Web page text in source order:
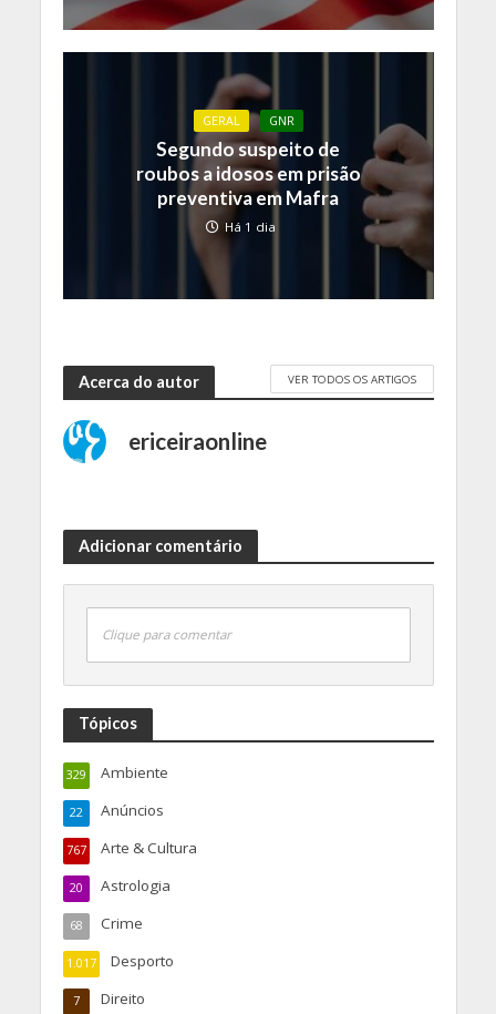
GERAL GNR
Segundo suspeito de
roubos a idosos em prisão
preventiva em Mafra
Há 1 dia
Acerca do autor VER TODOS OS ARTIGOS
ericeiraonline
Adicionar comentário
Clique para comentar
Tópicos
Ambiente
329
Anúncios
22
Arte & Cultura
767
Astrologia
20
Crime
68
Desporto
1.017
Direito
7